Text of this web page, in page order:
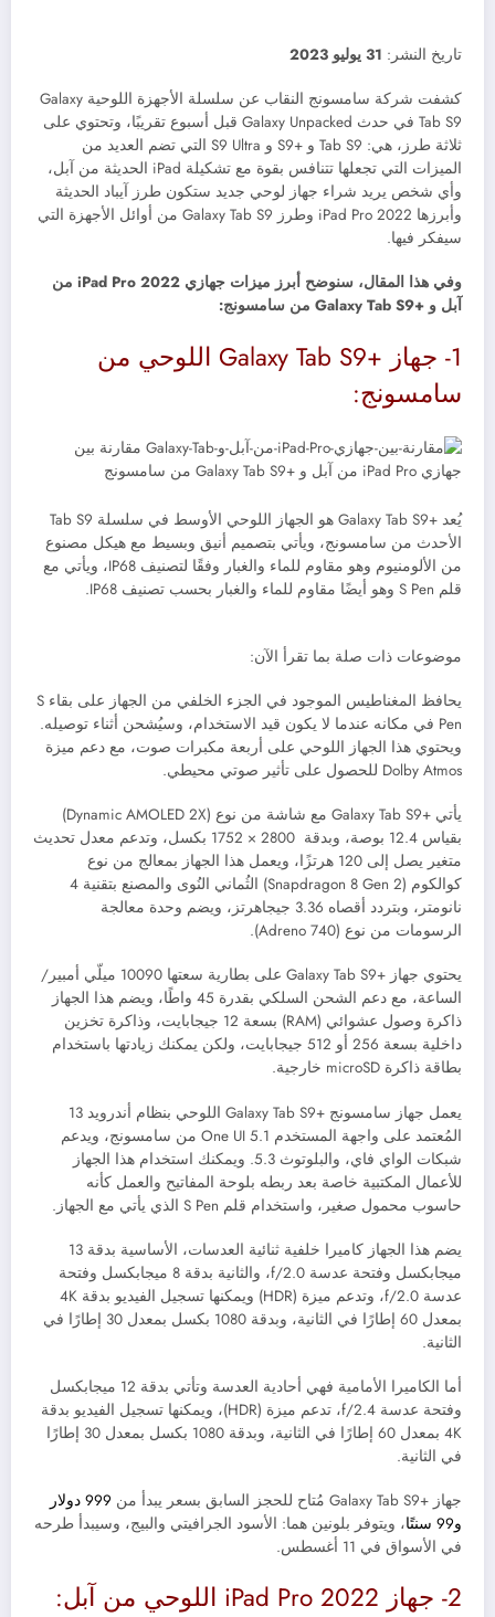
تاريخ النشر: 31 يوليو 2023
كشفت شركة سامسونج النقاب عن سلسلة الأجهزة اللوحية Galaxy
Tab S9 في حدث Galaxy Unpacked قبل أسبوع تقريبًا، وتحتوي على
ثلاثة طرز، هي: Tab S9 و +S9 و S9 Ultra التي تضم العديد من
الميزات التي تجعلها تتنافس بقوة مع تشكيلة iPad الحديثة من آبل،
وأي شخص يريد شراء جهاز لوحي جديد ستكون طرز آيباد الحديثة
وأبرزها iPad Pro 2022 وطرز Galaxy Tab S9 من أوائل الأجهزة التي
سيفكر فيها.
وفي هذا المقال، سنوضح أبرز ميزات جهازي iPad Pro 2022 من
آبل و +Galaxy Tab S9 من سامسونج:
1- جهاز +Galaxy Tab S9 اللوحي من
سامسونج:
يُعد +Galaxy Tab S9 هو الجهاز اللوحي الأوسط في سلسلة Tab S9
الأحدث من سامسونج، ويأتي بتصميم أنيق وبسيط مع هيكل مصنوع
من الألومنيوم وهو مقاوم للماء والغبار وفقًا لتصنيف IP68، ويأتي مع
قلم S Pen وهو أيضًا مقاوم للماء والغبار بحسب تصنيف IP68.
موضوعات ذات صلة بما تقرأ الآن:
يحافظ المغناطيس الموجود في الجزء الخلفي من الجهاز على بقاء S
Pen في مكانه عندما لا يكون قيد الاستخدام، وسيُشحن أثناء توصيله.
ويحتوي هذا الجهاز اللوحي على أربعة مكبرات صوت، مع دعم ميزة
Dolby Atmos للحصول على تأثير صوتي محيطي.
يأتي +Galaxy Tab S9 مع شاشة من نوع (
Dynamic AMOLED 2X)
بقياس 12.4 بوصة، وبدقة 2800 × 1752 بكسل، وتدعم معدل تحديث
متغير يصل إلى 120 هرتزًا، و
يعمل هذا الجهاز بمعالج من نوع
كوالكوم (Snapdragon 8 Gen 2) الثُماني النُوى والمصنع بتقنية 4
نانومتر، وبتردد أقصاه 3.36 جيجاهرتز، ويضم وحدة معالجة
الرسومات من نوع (Adreno 740).
يحتوي جهاز +Galaxy Tab S9 على بطارية سعتها 10090 ميلّي أمبير/
الساعة، مع دعم الشحن السلكي بقدرة 45 واطًا، ويضم هذا الجهاز
ذاكرة وصول عشوائي (RAM) بسعة 12 جيجابايت، وذاكرة تخزين
داخلية بسعة 256 أو 512 جيجابايت، ولكن يمكنك زيادتها باستخدام
بطاقة ذاكرة microSD خارجية.
يعمل جهاز سامسونج +Galaxy Tab S9 اللوحي بنظام أندرويد 13
المُعتمد على واجهة المستخدم
One UI 5.1 من سامسونج، ويدعم
شبكات الواي فاي، والبلوتوث 5.3. و
يمكنك استخدام هذا الجهاز
للأعمال المكتبية خاصة بعد ربطه بلوحة المفاتيح والعمل كأنه
حاسوب محمول صغير، واستخدام قلم S Pen الذي يأتي مع الجهاز.
يضم هذا الجهاز كاميرا خلفية ثنائية العدسات، الأساسية بدقة 13
ميجابكسل وفتحة عدسة f/2.0
، والثانية بدقة 8 ميجابكسل وفتحة
عدسة f/2.0، وتدعم ميزة (HDR)
ويمكنها تسجيل الفيديو بدقة 4K
بمعدل 60 إطارًا في الثانية، وبدقة 1080 بكسل بمعدل 30 إطارًا في
الثانية.
أما الكاميرا الأمامية فهي أحادية العدسة وتأتي بدقة 12 ميجابكسل
وفتحة عدسة f/2.4، تدعم ميزة (
HDR)، ويمكنها تسجيل الفيديو بدقة
4K بمعدل 60 إطارًا في الثانية، وبدقة 1080 بكسل بمعدل 30 إطارًا
في الثانية.
جهاز +Galaxy Tab S9 مُتاح للحجز السابق بسعر يبدأ من
999 دولار
و99 سنتًا
، ويتوفر بلونين هما: الأسود الجرافيتي والبيج، وسيبدأ طرحه
في الأسواق في 11 أغسطس.
2- جهاز iPad Pro 2022 اللوحي من آبل: